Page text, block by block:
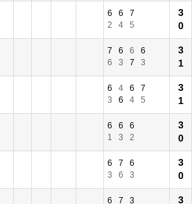
6 6
7
2
4 5
3
0
7 6 6
6
6
3 7 3
3
1
6 4 6
7
3
6 4 5
3
1
6 6
6
1
3 2
3
0
6 7
6
3
6 3
3
0
6 7
3
3